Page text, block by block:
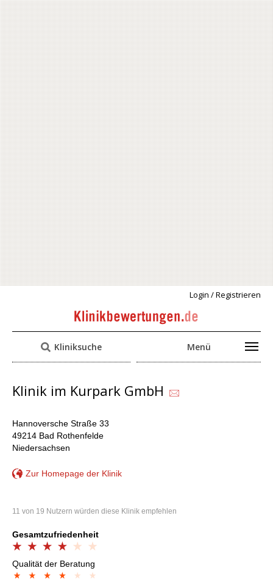
Login / Registrieren
Kliniksuche Menü
Klinik im Kurpark GmbH
Hannoversche Straße 33
49214 Bad Rothenfelde
Niedersachsen
Zur Homepage der Klinik
11 von 19 Nutzern würden diese Klinik empfehlen
Gesamtzufriedenheit
Qualität der Beratung